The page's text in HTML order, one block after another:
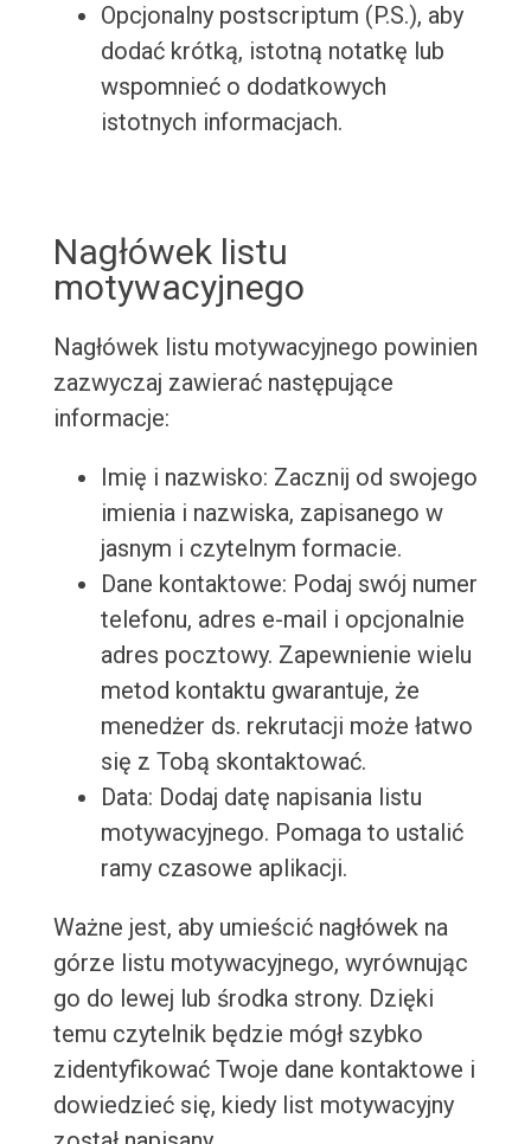
Opcjonalny postscriptum (P.S.), aby
dodać krótką, istotną notatkę lub
wspomnieć o dodatkowych
istotnych informacjach.
Nagłówek listu
motywacyjnego
Nagłówek listu motywacyjnego powinien
zazwyczaj zawierać następujące
informacje:
Imię i nazwisko: Zacznij od swojego
imienia i nazwiska, zapisanego w
jasnym i czytelnym formacie.
Dane kontaktowe: Podaj swój numer
telefonu, adres e-mail i opcjonalnie
adres pocztowy. Zapewnienie wielu
metod kontaktu gwarantuje, że
menedżer ds. rekrutacji może łatwo
się z Tobą skontaktować.
Data: Dodaj datę napisania listu
motywacyjnego. Pomaga to ustalić
ramy czasowe aplikacji.
Ważne jest, aby umieścić nagłówek na
górze listu motywacyjnego, wyrównując
go do lewej lub środka strony. Dzięki
temu czytelnik będzie mógł szybko
zidentyfikować Twoje dane kontaktowe i
dowiedzieć się, kiedy list motywacyjny